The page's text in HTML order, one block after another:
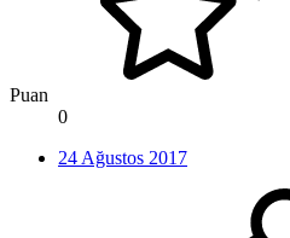
Puan
0
24 Ağustos 2017